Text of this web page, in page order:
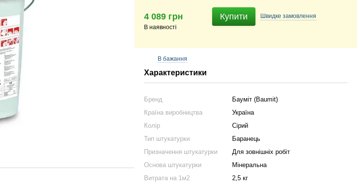
4 089 грн
В наявності
Купити Швидке замовлення
В бажання
Характеристики
Бренд
Бауміт (Baumit)
Країна виробництва
Україна
Колір
Сірий
Тип штукатурки
Баранець
Призначення штукатурки
Для зовнішніх робіт
Основа штукатурки
Мінеральна
Витрата на 1м2
2,5 кг